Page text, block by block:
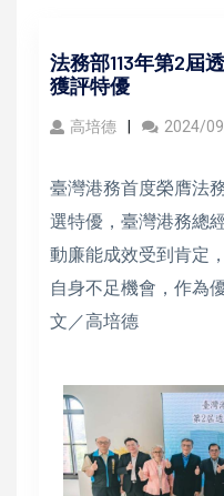
法務部113年第2屆
獲評特優
高培德 2024/
臺灣港務首度榮膺法
選特優，臺灣港務總
動廉能成效受到肯定
自身不足機會，作為
文／高培德